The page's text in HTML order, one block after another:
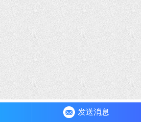
发送消息